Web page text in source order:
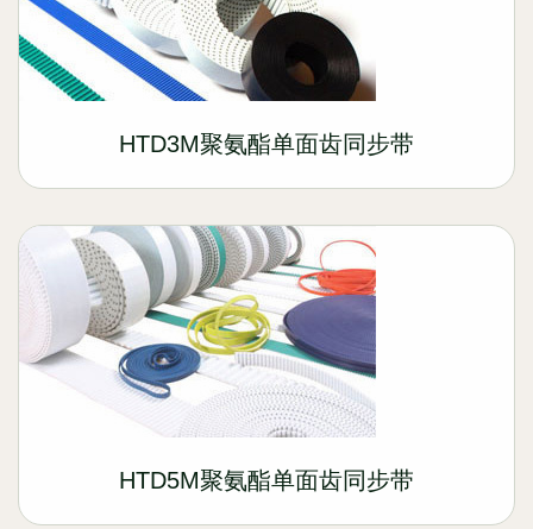
HTD3M聚氨酯单面齿同步带
HTD5M聚氨酯单面齿同步带